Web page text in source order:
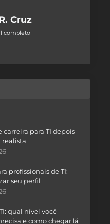
Cruz
completo
carreira para TI depois
realista
profissionais de TI:
seu perfil
qual nível você
e como chegar lá